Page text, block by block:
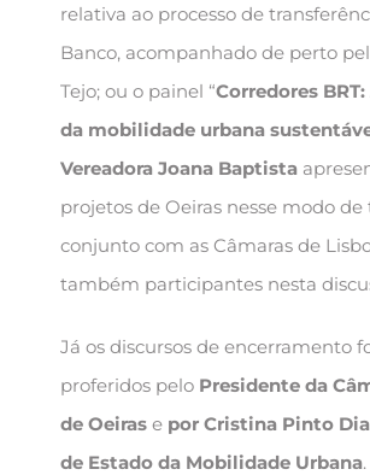
relativa ao processo de
Banco, acompanhado de perto
Tejo; ou o painel “Corredores
da mobilidade urbana
Vereadora Joana Baptista
projetos de Oeiras nesse modo
conjunto com as Câmaras de
também participantes nesta
Já os discursos de encerramento
proferidos pelo Presidente da
de Oeirase por Cristina Pinto
de Estado da Mobilidade Urbana.